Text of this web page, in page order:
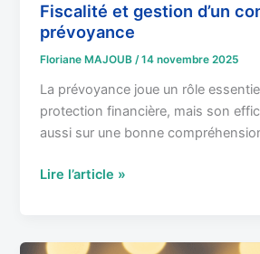
Fiscalité et gestion d’un
prévoyance
Floriane MAJOUB/14 novembre 2025
La prévoyance joue un rôle
protection financière, mais son
aussi sur une bonne
Lire l’article »